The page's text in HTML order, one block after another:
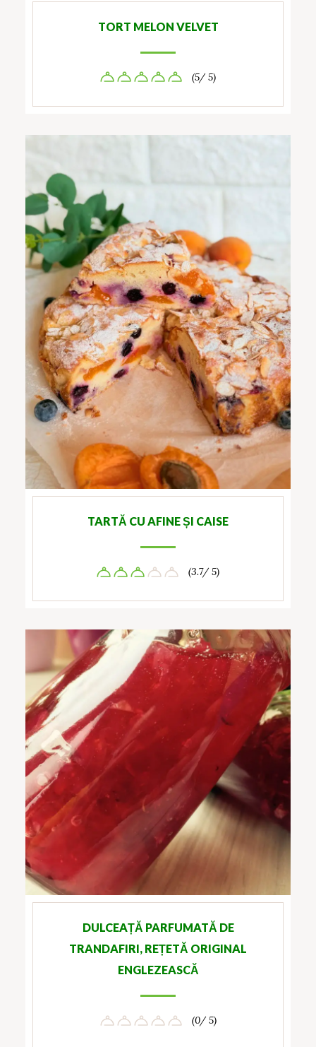
TORT MELON VELVET
(5/ 5)
TARTĂ CU AFINE ȘI CAISE
(3.7/ 5)
DULCEAȚĂ PARFUMATĂ DE
TRANDAFIRI, REȚETĂ ORIGINAL
ENGLEZEASCĂ
(0/ 5)